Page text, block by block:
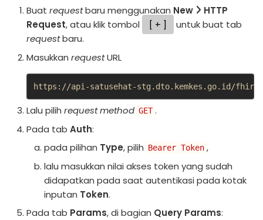
Buat requestbaru menggunakan New
HTTP
Request, atau klik tombol +
untuk buat tab
requestbaru.
Masukkan requestURL
https://api-satusehat-stg.dto.kemkes.go.id/fhir-
Lalu pilih request method GET .
Pada tab Auth:
pada pilihan Type, pilih Bearer Token ,
lalu masukkan nilai akses token yang sudah
didapatkan pada saat autentikasi pada kotak
inputan Token.
Pada tab Params, di bagian Query Params: